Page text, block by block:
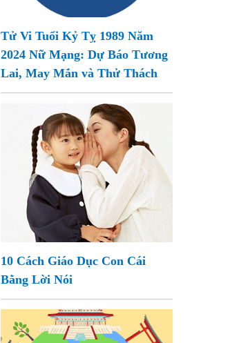
Tử Vi Tuổi Kỷ Tỵ 1989 Năm
2024 Nữ Mạng: Dự Báo Tương
Lai, May Mắn và Thử Thách
10 Cách Giáo Dục Con Cái
Bằng Lời Nói